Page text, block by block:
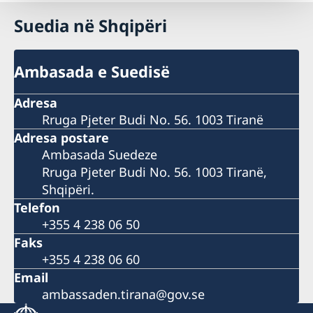
Suedia në Shqipëri
Ambasada e Suedisë
Adresa
Rruga Pjeter Budi No. 56. 1003 Tiranë
Adresa postare
Ambasada Suedeze
Rruga Pjeter Budi No. 56. 1003 Tiranë,
Shqipëri.
Telefon
+355 4 238 06 50
Faks
+355 4 238 06 60
Email
ambassaden.tirana@gov.se